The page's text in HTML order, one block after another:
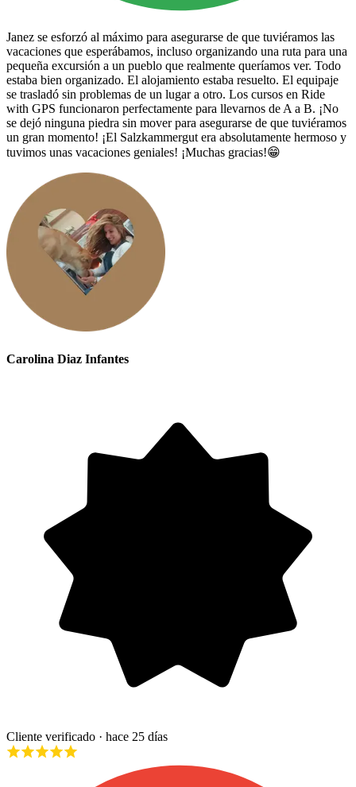
Janez se esforzó al máximo para asegurarse de que tuviéramos las
vacaciones que esperábamos, incluso organizando una ruta para una
pequeña excursión a un pueblo que realmente queríamos ver. Todo
estaba bien organizado. El alojamiento estaba resuelto. El equipaje
se trasladó sin problemas de un lugar a otro. Los cursos en Ride
with GPS funcionaron perfectamente para llevarnos de A a B. ¡No
se dejó ninguna piedra sin mover para asegurarse de que tuviéramos
un gran momento! ¡El Salzkammergut era absolutamente hermoso y
tuvimos unas vacaciones geniales! ¡Muchas gracias!😁
Carolina Diaz Infantes
Cliente verificado · hace 25 días